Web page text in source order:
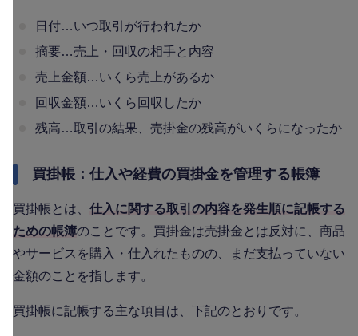
日付…いつ取引が行われたか
摘要…売上・回収の相手と内容
売上金額…いくら売上があるか
回収金額…いくら回収したか
残高…取引の結果、売掛金の残高がいくらになったか
買掛帳：仕入や経費の買掛金を管理する帳簿
買掛帳とは、 仕入に関する取引の内容を発生順に記帳する
ための帳簿のことです。買掛金は売掛金とは反対に、商品
やサービスを購入・仕入れたものの、まだ支払っていない
金額のことを指します。
買掛帳に記帳する主な項目は、下記のとおりです。